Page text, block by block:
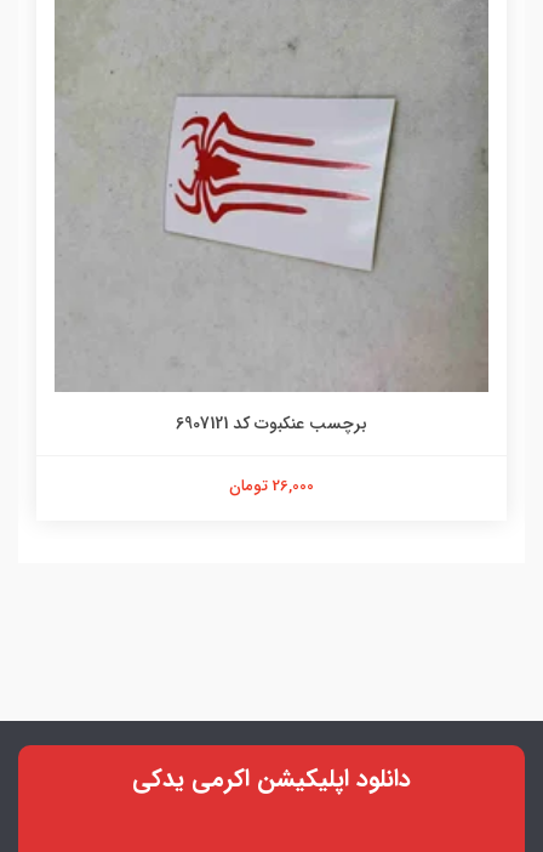
برچسب عنکبوت کد 6907121
26,000 تومان
دانلود اپلیکیشن اکرمی یدکی